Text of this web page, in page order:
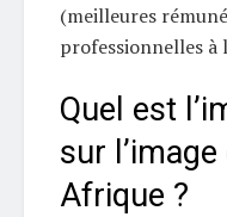
(meilleures
professionnelles à
Quel est
sur
Afrique ?